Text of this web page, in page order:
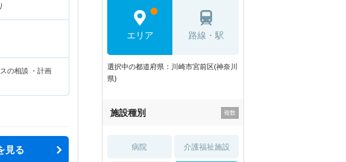
の相談 ・計画
見る
エリア 路線・駅
選択中の都道府県：川崎市宮前区(神奈川
県)
施設種別
病院 介護福祉施設